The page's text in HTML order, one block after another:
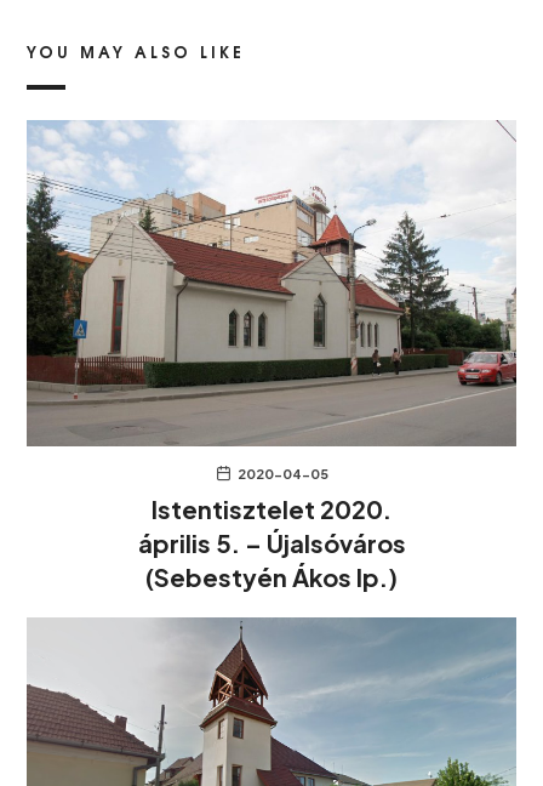
YOU MAY ALSO LIKE
2020-04-05
Istentisztelet 2020.
április 5. – Újalsóváros
(Sebestyén Ákos lp.)